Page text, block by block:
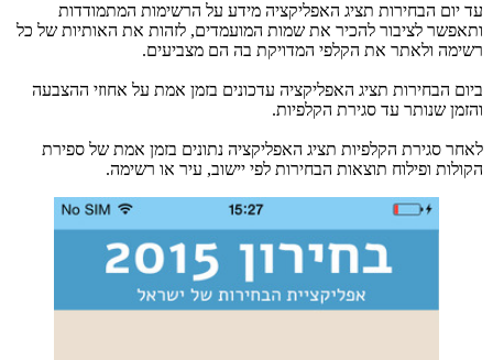
עד יום הבחירות תציג האפליקציה מידע על הרשימות המתמודדות
ותאפשר לציבור להכיר את שמות המועמדים, לזהות את האותיות של כל
רשימה ולאתר את הקלפי המדויקת בה הם מצביעים.
ביום הבחירות תציג האפליקציה עדכונים בזמן אמת על אחוזי ההצבעה
והזמן שנותר עד סגירת הקלפיות.
לאחר סגירת הקלפיות תציג האפליקציה נתונים בזמן אמת של ספירת
הקולות ופילוח תוצאות הבחירות לפי יישוב, עיר או רשימה.